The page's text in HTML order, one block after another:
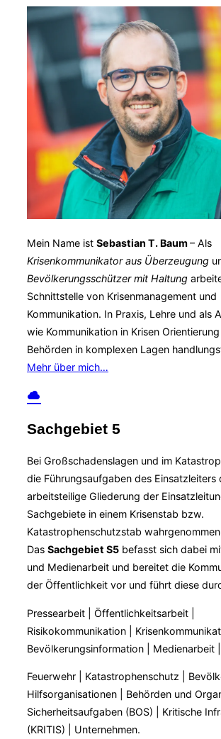
–
Wahrnehmung
fast
bilderlosen
Katastrophe“
Mein Name ist Sebastian T. Baum– Als
Krisenkommunikator aus Überzeugung
Bevölkerungsschützer mit Haltung
Schnittstelle von Krisenmanagement und
Kommunikation. In Praxis, Lehre und als
wie Kommunikation in Krisen
Behörden in komplexen Lagen
Mehr über mich…
Sachgebiet 5
Bei Großschadenslagen und im
die Führungsaufgaben des Einsatzleiters
arbeitsteilige Gliederung der
Sachgebiete in einem Krisenstab bzw.
Katastrophenschutzstab
Das Sachgebiet S5 befasst sich dabei
und Medienarbeit und bereitet die
der Öffentlichkeit vor und führt diese
Pressearbeit | Öffentlichkeitsarbeit |
Risikokommunikation |
Bevölkerungsinformation | Medienarbeit
Feuerwehr | Katastrophenschutz |
Hilfsorganisationen | Behörden und
Sicherheitsaufgaben (BOS) | Kritische
(KRITIS) | Unternehmen.